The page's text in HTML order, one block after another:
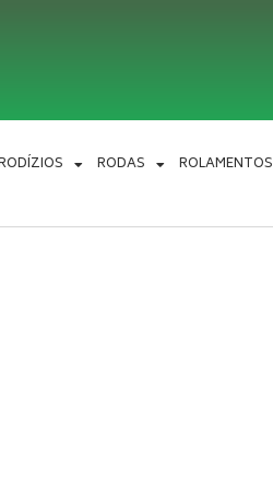
RODAS ROLAMENTOS